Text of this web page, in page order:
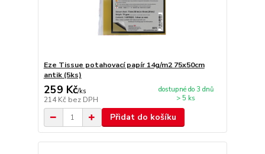
Eze Tissue potahovací papír 14g/m2 75x50cm
antik (5ks)
259 Kč/ks
214 Kč bez DPH
dostupné do 3 dnů
> 5 ks
Přidat do košíku